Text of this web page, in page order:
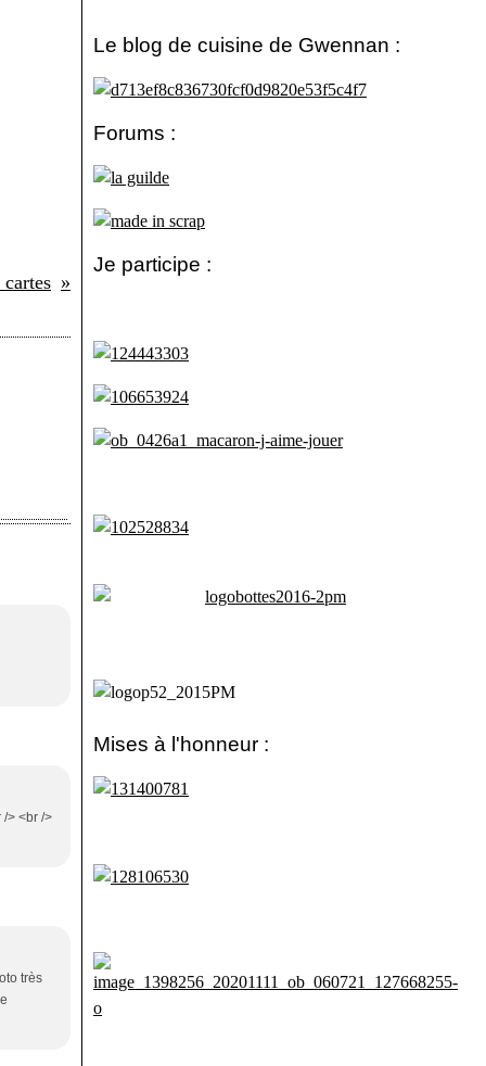
> <br />
très
Le blog de cuisine de Gwennan :
Forums :
Je participe :
Mises à l'honneur :